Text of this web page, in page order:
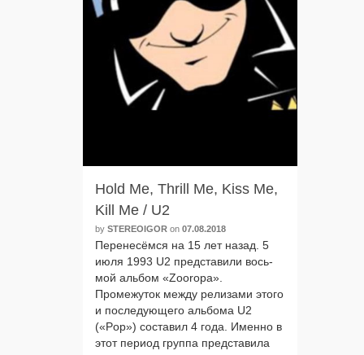
Hold Me, Thrill Me, Kiss Me,
Kill Me / U2
by STEREOIGOR on 07.08.2018
Перенесёмся на 15 лет назад. 5
июля 1993 U2 пред­ста­ви­ли вось­
мой аль­бом «Zooropa».
Промежуток меж­ду рели­за­ми это­го
и после­ду­ю­ще­го аль­бо­ма U2
(«Pop») соста­вил 4 года. Именно в
этот пери­од груп­па пред­ста­ви­ла